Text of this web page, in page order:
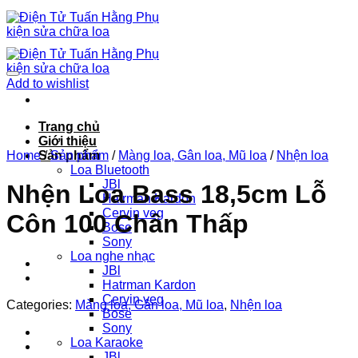
Chuyển
đến
nội
dung
Trang chủ
Giới thiệu
Sản phẩm
Loa Bluetooth
JBl
Hatrman Kardon
Cervin veg
Bose
Sony
Loa nghe nhạc
JBl
Hatrman Kardon
Cervin veg
Bose
Sony
Loa Karaoke
Add to wishlist
Home / Sản phẩm / Màng loa, Gân loa, Mũ loa / Nhện loa
Nhện Loa Bass 18,5cm Lỗ
Côn 100 Chân Thấp
Categories: Màng loa, Gân loa, Mũ loa, Nhện loa